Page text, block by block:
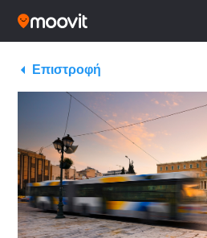
Επιστροφή